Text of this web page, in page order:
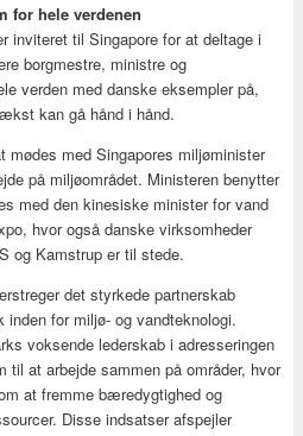
for hele verdenen
inviteret til Singapore for at deltage i
borgmestre, ministre og
verden med danske eksempler på,
kan gå hånd i hånd.
mødes med Singapores miljøminister
på miljøområdet. Ministeren benytter
med den kinesiske minister for vand
hvor også danske virksomheder
og Kamstrup er til stede.
det styrkede partnerskab
inden for miljø- og vandteknologi.
voksende lederskab i adresseringen
til at arbejde sammen på områder, hvor
at fremme bæredygtighed og
Disse indsatser afspejler